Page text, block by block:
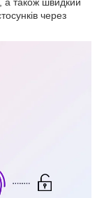
а також швидкий
через